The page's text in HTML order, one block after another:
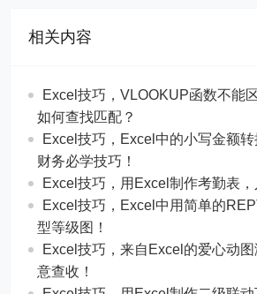
相关内容
Excel技巧，​​VLOOKUP函数不能
如何查找匹配？
​​Excel技巧，Excel中的小写金额转
财务必学技巧！
​​Excel技巧，用Excel制作考勤表，
Excel技巧，​​Excel中用简单的
型等级图！
Excel技巧，来自Excel的爱心动
意查收！